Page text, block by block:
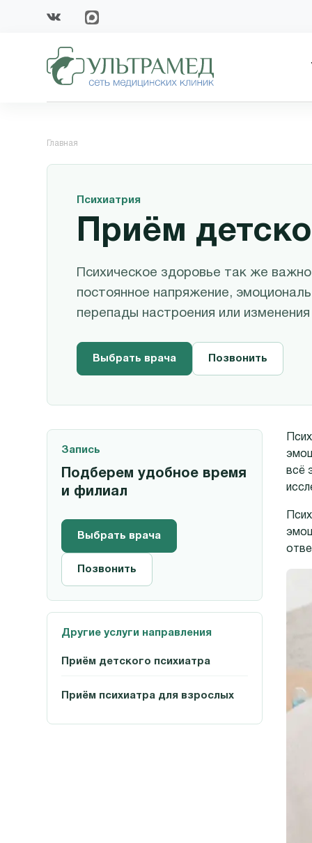
Главная
Психиатрия
Приём
Психическое здоровье так же
постоянное напряжение,
перепады настроения или
Выбрать врача Позвонить
Запись
Подберем удобное время
и филиал
Выбрать врача
Позвонить
Другие услуги направления
Приём детского психиатра
Приём психиатра для взрослых
всё